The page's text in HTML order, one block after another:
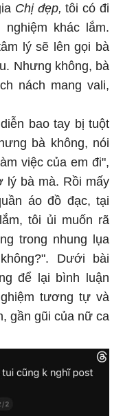
Chị đẹp, tôi có đi
khác lắm.
lý sẽ lên gọi bà
Nhưng không, bà
nách mang vali,
bao tay bị tuột
bà không, nói
việc của em đi",
lý bà mà. Rồi mấy
áo đồ đạc, tại
tôi ủi muốn rã
trong nhung lụa
Dưới bài
để lại bình luận
tương tự và
gần gũi của nữ ca